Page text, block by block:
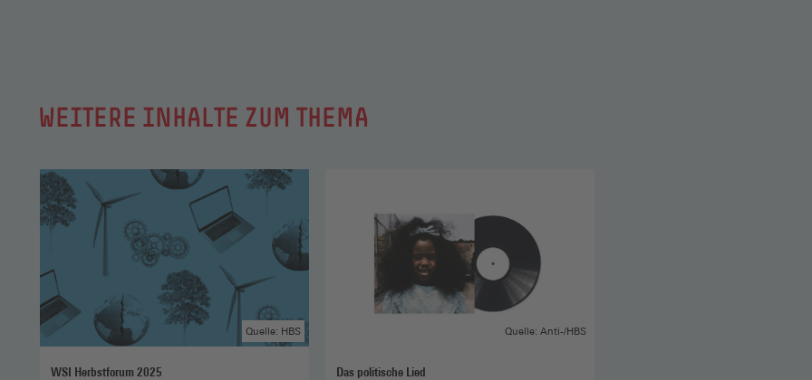
WEITERE INHALTE ZUM THEMA
WSI Herbstforum 2025
Quelle: HBS
Das politische Lied
Quelle: Anti-/HBS